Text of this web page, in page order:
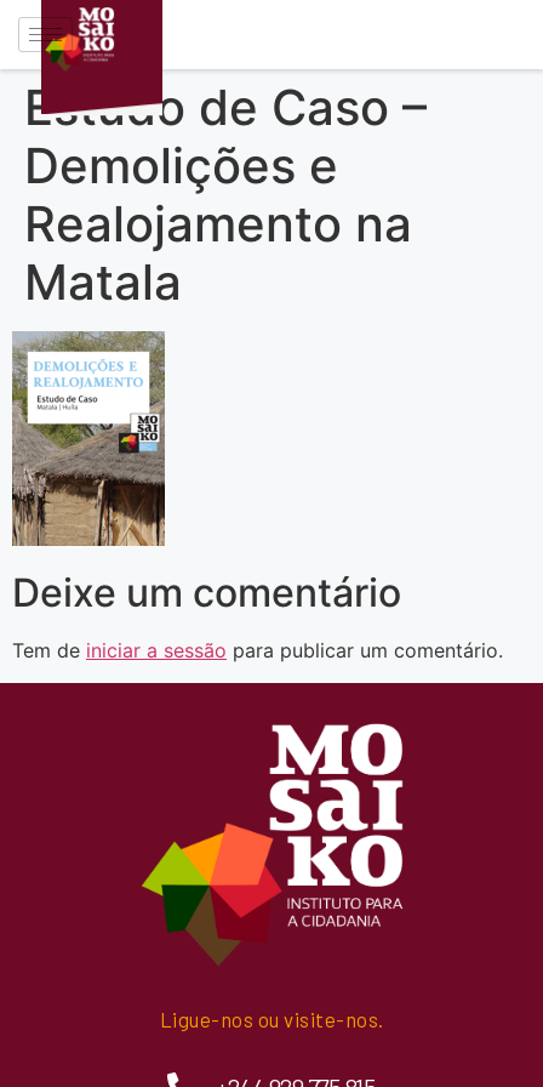
Estudo de Caso –
Demolições e
Realojamento na
Matala
Deixe um comentário
Tem de iniciar a sessão para publicar um comentário.
Ligue-nos ou visite-nos.